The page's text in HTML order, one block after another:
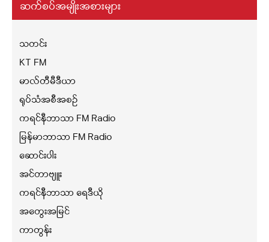
ဆက်စပ်အမျိုးအစားများ
သတင်း
KT FM
မာလ်တီမီဒီယာ
ရုပ်သံအစီအစဉ်
ကရင်နီဘာသာ FM Radio
မြန်မာဘာသာ FM Radio
ဆောင်းပါး
အင်တာဗျူး
ကရင်နီဘာသာ ရေဒီယို
အတွေးအမြင်
ကာတွန်း